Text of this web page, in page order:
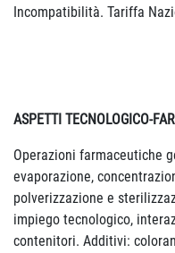
Incompatibilità. Tariffa
ASPETTI TECNOLOGICO-
Operazioni farmaceutiche
evaporazione,
polverizzazione e
impiego tecnologico,
contenitori. Additivi: